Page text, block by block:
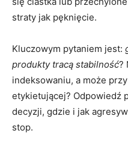
straty jak pęknięcie.
Kluczowym pytaniem jest:
produkty tracą stabilność?
indeksowaniu, a może
etykietującej? Odpowiedź
decyzji, gdzie i jak
stop.